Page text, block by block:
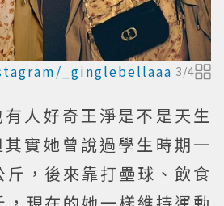
_ginglebellaaa 3/4
人好奇王淨是不是天生
實她曾說過學生時期一
，後來靠打壘球、飲食